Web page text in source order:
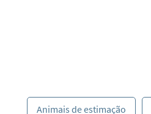
Animais de estimação